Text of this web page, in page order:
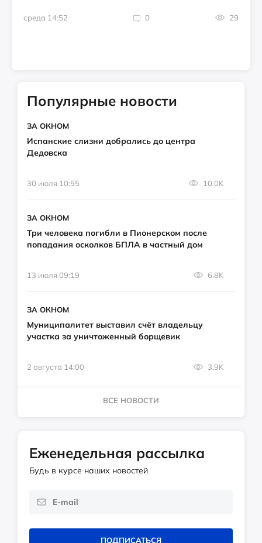
среда 14:52 0 29
Популярные новости
ЗА ОКНОМ
Испанские слизни добрались до центра
Дедовска
30 июля 10:55 10.0K
ЗА ОКНОМ
Три человека погибли в Пионерском после
попадания осколков БПЛА в частный дом
13 июля 09:19 6.8K
ЗА ОКНОМ
Муниципалитет выставил счёт владельцу
участка за уничтоженный борщевик
2 августа 14:00 3.9K
ВСЕ НОВОСТИ
Еженедельная рассылка
Будь в курсе наших новостей
ПОДПИСАТЬСЯ